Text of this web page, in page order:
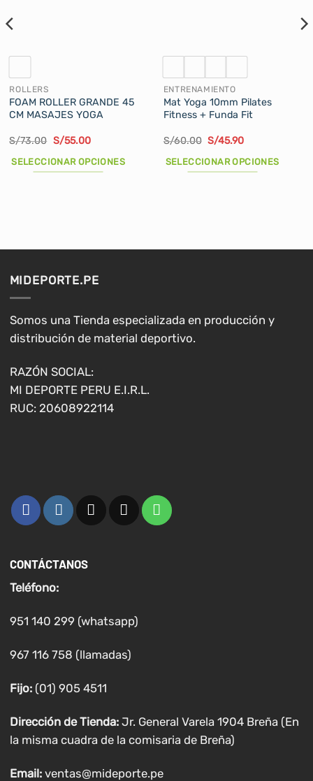
ROLLERS
FOAM ROLLER GRANDE 45
CM MASAJES YOGA
S/73.00 El
original
era:
S/55.00El
actual
es:
SELECCIONAR OPCIONES
se
pueden
elegir
en
página
de
producto
ENTRENAMIENTO
Mat Yoga 10mm Pilates
Fitness + Funda Fit
S/60.00 El
original
era:
S/45.90El
actual
es:
SELECCIONAR OPCIONES
elegir
en
MIDEPORTE.PE
Somos una Tienda especializada en producción y
distribución de material deportivo.
RAZÓN SOCIAL:
MI DEPORTE PERU E.I.R.L.
RUC: 20608922114
CONTÁCTANOS
Teléfono:
951 140 299 (whatsapp)
967 116 758 (llamadas)
Fijo:(01) 905 4511
Dirección de Tienda: Jr. General Varela 1904 Breña (En
la misma cuadra de la comisaria de Breña)
Email: ventas@mideporte.pe